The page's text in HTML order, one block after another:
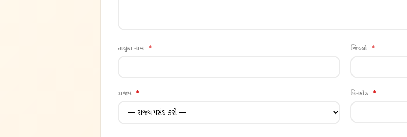
તાલુકા નામ * જિલ્લો *
રાજ્ય * પિનકોડ *